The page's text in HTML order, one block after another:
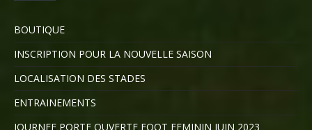
BOUTIQUE
INSCRIPTION POUR LA NOUVELLE SAISON
LOCALISATION DES STADES
ENTRAINEMENTS
JOURNEE PORTE OUVERTE FOOT FEMININ JUIN 2023